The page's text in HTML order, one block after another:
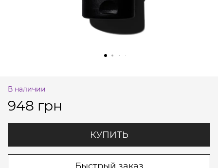
В наличии
948 грн
КУПИТЬ
Быстрый заказ